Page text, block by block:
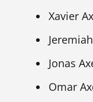
Xavier
Jonas
Omar